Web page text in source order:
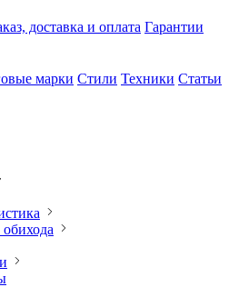
доставка и оплата Гарантии
марки Стили Техники Статьи